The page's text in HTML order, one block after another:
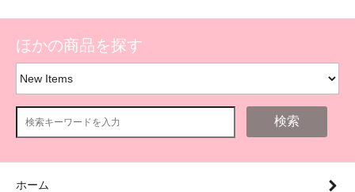
ほかの商品を探す
検索
ホーム